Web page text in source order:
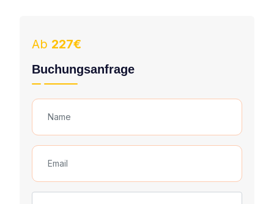
Ab 227€
Buchungsanfrage